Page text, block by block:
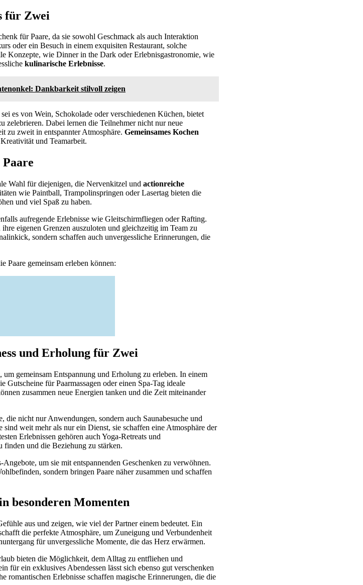
für Zwei
für Paare, da sie sowohl Geschmack als auch Interaktion
oder ein Besuch in einem exquisiten Restaurant, solche
Konzepte, wie Dinner in the Dark oder Erlebnisgastronomie, wie
kulinarische Erlebnisse.
Dankbarkeit stilvoll zeigen
es von Wein, Schokolade oder verschiedenen Küchen, bietet
zelebrieren. Dabei lernen die Teilnehmer nicht nur neue
zu zweit in entspannter Atmosphäre. Gemeinsames Kochen
und Teamarbeit.
Wahl für diejenigen, die Nervenkitzel und actionreiche
wie Paintball, Trampolinspringen oder Lasertag bieten die
und viel Spaß zu haben.
aufregende Erlebnisse wie Gleitschirmfliegen oder Rafting.
eigenen Grenzen auszuloten und gleichzeitig im Team zu
sondern schaffen auch unvergessliche Erinnerungen, die
Paare gemeinsam erleben können:
und Erholung für Zwei
um gemeinsam Entspannung und Erholung zu erleben. In einem
Gutscheine für Paarmassagen oder einen Spa-Tag ideale
zusammen neue Energien tanken und die Zeit miteinander
die nicht nur Anwendungen, sondern auch Saunabesuche und
weit mehr als nur ein Dienst, sie schaffen eine Atmosphäre der
Erlebnissen gehören auch Yoga-Retreats und
finden und die Beziehung zu stärken.
um sie mit entspannenden Geschenken zu verwöhnen.
sondern bringen Paare näher zusammen und schaffen
besonderen Momenten
aus und zeigen, wie viel der Partner einem bedeutet. Ein
die perfekte Atmosphäre, um Zuneigung und Verbundenheit
für unvergessliche Momente, die das Herz erwärmen.
bieten die Möglichkeit, dem Alltag zu entfliehen und
für ein exklusives Abendessen lässt sich ebenso gut verschenken
romantischen Erlebnisse schaffen magische Erinnerungen, die die